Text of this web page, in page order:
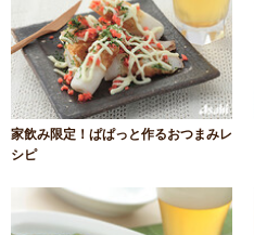
家飲み限定！ぱぱっと作るおつまみレ
シピ